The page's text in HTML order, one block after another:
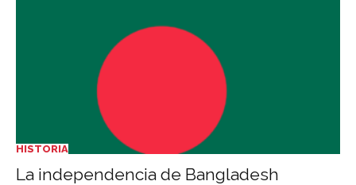
HISTORIA
La independencia de Bangladesh